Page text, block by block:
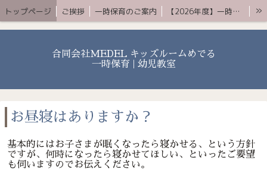
トップページ ご挨拶 一時保育のご案内
【2026年度】一時保育プレミアムコース
お知らせ 〜ブログ〜
よくある質問 アクセス
YouTube
»
合同会社MEDEL キッズルームめでる
一時保育 | 幼児教室
お昼寝はありますか？
基本的にはお子さまが眠くなったら寝かせる、という方針
ですが、何時になったら寝かせてほしい、といったご要望
も伺いますのでお伝えください。